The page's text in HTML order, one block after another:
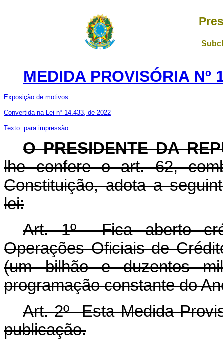
MEDIDA PROVISÓRIA Nº
Exposição de motivos
Convertida na Lei nº 14.433, de 2022
Texto para impressão
O PRESIDENTE DA
lhe confere o art. 62,
Constituição, adota a
lei:
Art. 1º Fica aberto
Operações Oficiais de
(um bilhão e duzentos
programação constantedo
Art. 2º Esta Medida
publicação.